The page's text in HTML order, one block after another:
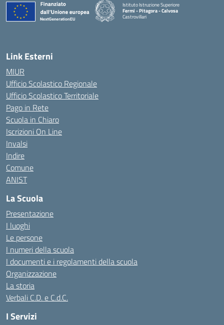
Istituto Istruzione Superiore
Fermi - Pitagora - Calvosa
Castrovillari
Link Esterni
MIUR
Ufficio Scolastico Regionale
Ufficio Scolastico Territoriale
Pago in Rete
Scuola in Chiaro
Iscrizioni On Line
Invalsi
Indire
Comune
ANIST
La Scuola
Presentazione
I luoghi
Le persone
I numeri della scuola
I documenti e i regolamenti della scuola
Organizzazione
La storia
Verbali C.D. e C.d.C.
I Servizi